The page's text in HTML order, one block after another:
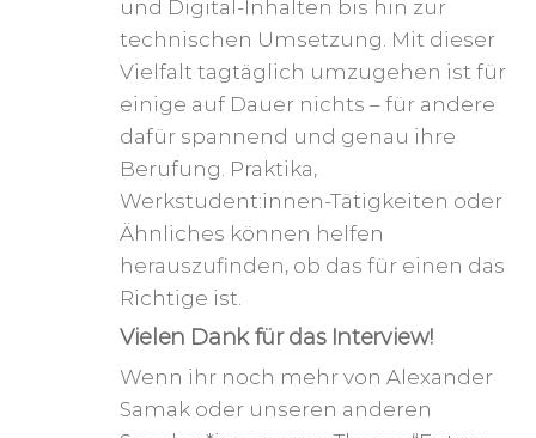
und Digital-Inhalten bis hin zur
technischen Umsetzung. Mit dieser
Vielfalt tagtäglich umzugehen ist für
einige auf Dauer nichts – für andere
dafür spannend und genau ihre
Berufung. Praktika,
Werkstudent:innen-Tätigkeiten oder
Ähnliches können helfen
herauszufinden, ob das für einen das
Richtige ist.
Vielen Dank für das Interview!
Wenn ihr noch mehr von Alexander
Samak oder unseren anderen